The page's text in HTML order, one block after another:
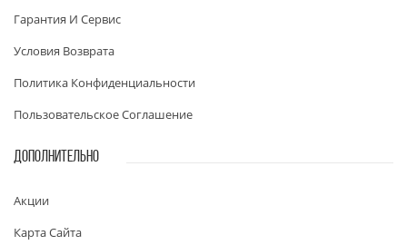
Гарантия И Сервис
Условия Возврата
Политика Конфиденциальности
Пользовательское Соглашение
ДОПОЛНИТЕЛЬНО
Акции
Карта Сайта